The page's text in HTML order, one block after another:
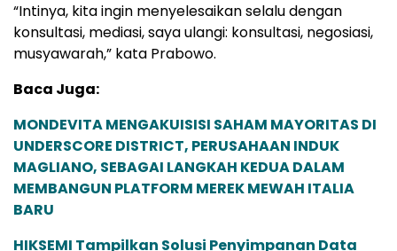
“Intinya, kita ingin menyelesaikan selalu dengan
konsultasi, mediasi, saya ulangi: konsultasi, negosiasi,
musyawarah,” kata Prabowo.
Baca Juga:
MONDEVITA MENGAKUISISI SAHAM MAYORITAS DI
UNDERSCORE DISTRICT, PERUSAHAAN INDUK
MAGLIANO, SEBAGAI LANGKAH KEDUA DALAM
MEMBANGUN PLATFORM MEREK MEWAH ITALIA
BARU
HIKSEMI Tampilkan Solusi Penyimpanan Data